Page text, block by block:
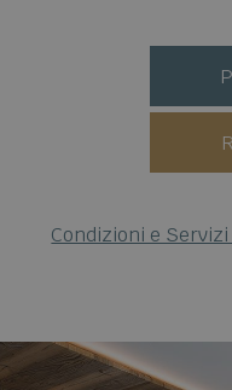
Condizioni e